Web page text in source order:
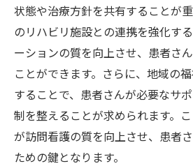
状態や治療方針を共有することが
のリハビリ施設との連携を強化す
ーションの質を向上させ、患者さ
ことができます。さらに、地域の
することで、患者さんが必要なサ
制を整えることが求められます。
が訪問看護の質を向上させ、患者
ための鍵となります。